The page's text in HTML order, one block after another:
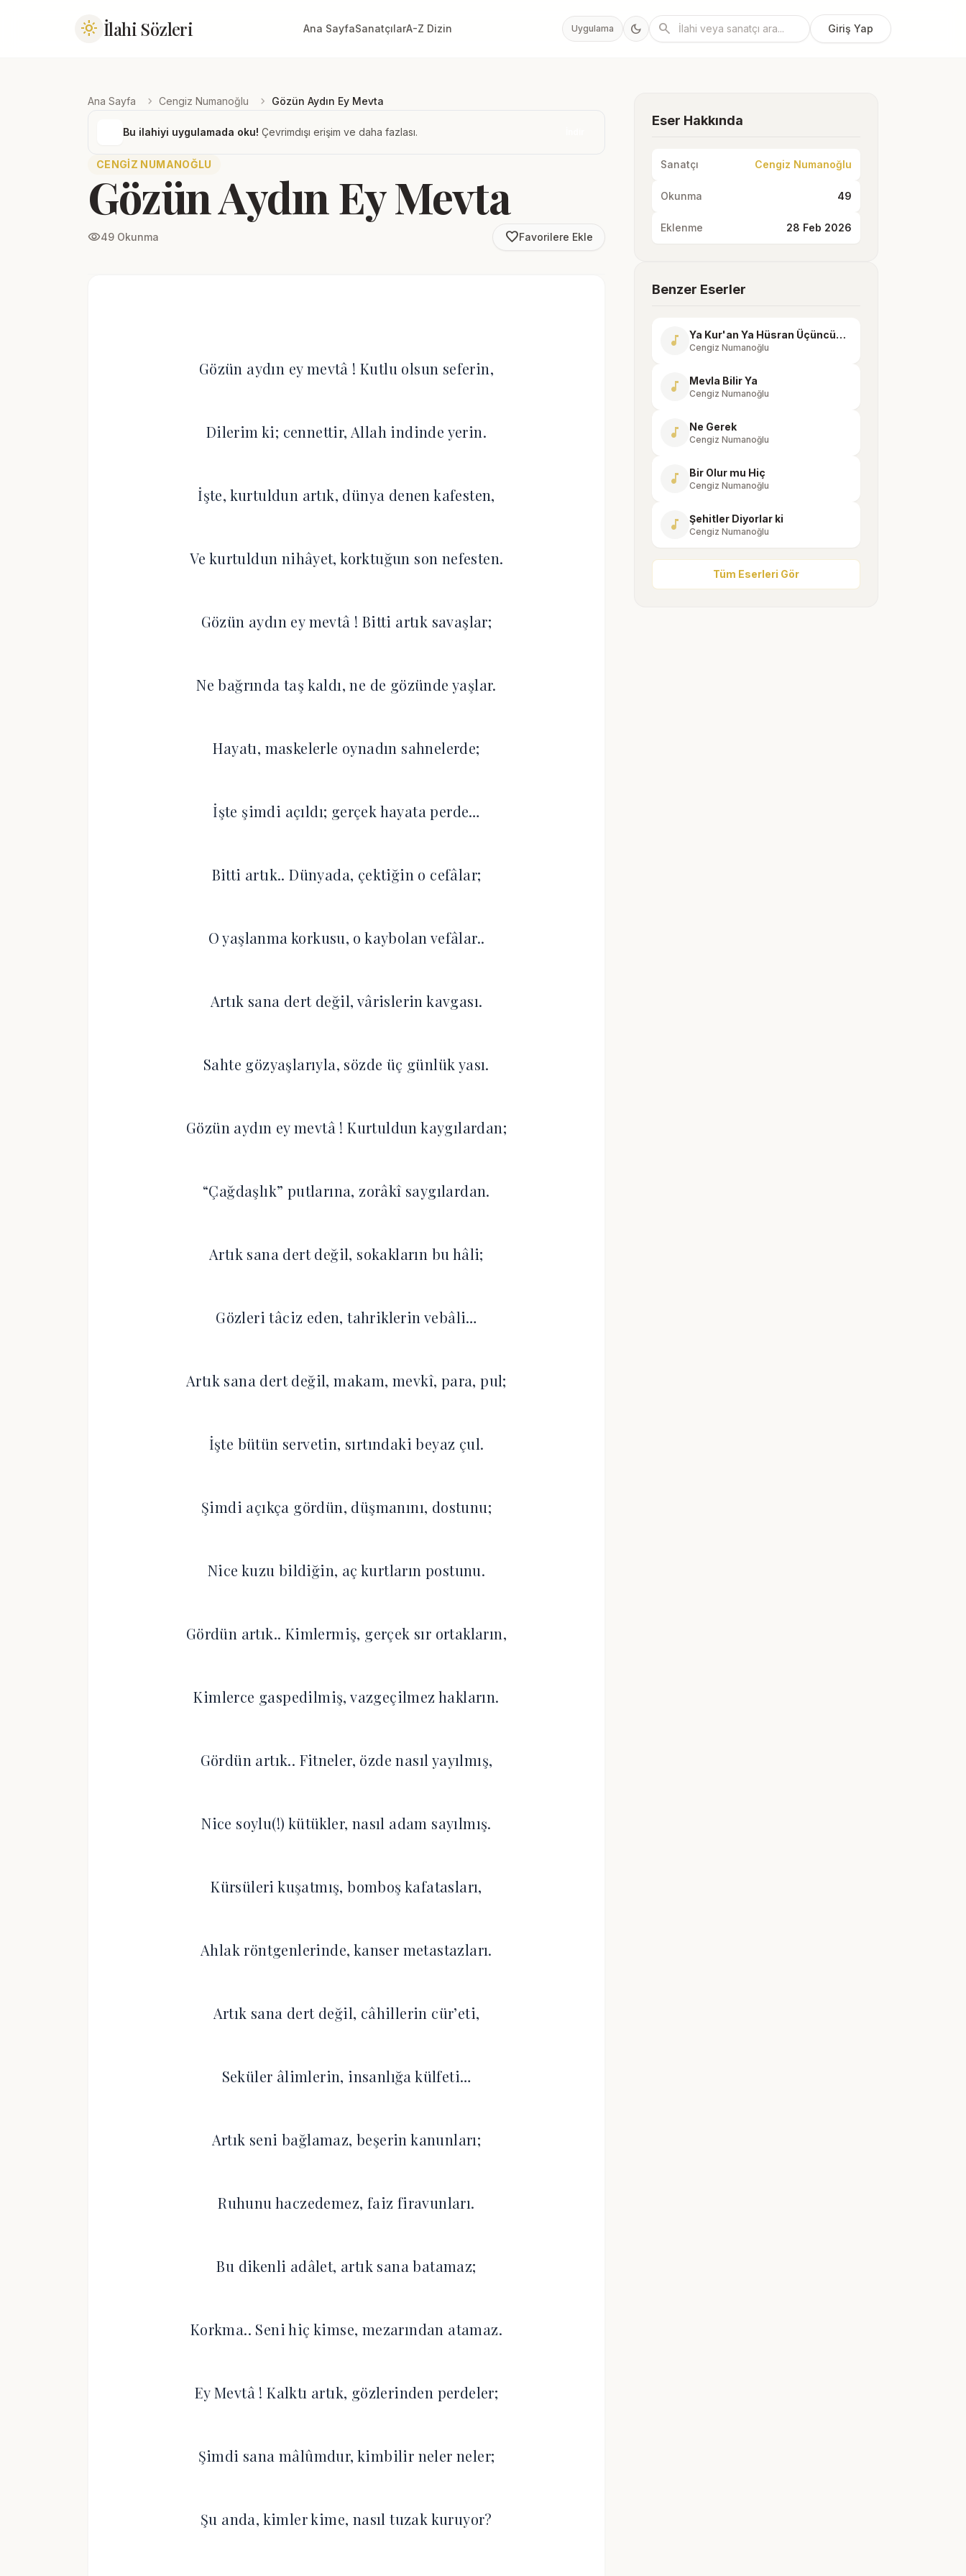
light_mode İlahi Sözleri Ana SayfaSanatçılarA-Z Dizin Uygulama dark_mode search Giriş Yap
Ana Sayfa chevron_right Cengiz Numanoğlu chevron_right Gözün Aydın Ey Mevta
Bu ilahiyi uygulamada oku! Çevrimdışı erişim ve daha fazlası.
CENGIZ NUMANOĞLU
Gözün Aydın Ey Mevta
visibility49 Okunma favorite_borderFavorilere Ekle
Gözün aydın ey mevtâ ! Kutlu olsun seferin,
Dilerim ki; cennettir, Allah indinde yerin.
İşte, kurtuldun artık, dünya denen kafesten,
Ve kurtuldun nihâyet, korktuğun son nefesten.
Gözün aydın ey mevtâ ! Bitti artık savaşlar;
Ne bağrında taş kaldı, ne de gözünde yaşlar.
Hayatı, maskelerle oynadın sahnelerde;
İşte şimdi açıldı; gerçek hayata perde…
Bitti artık.. Dünyada, çektiğin o cefâlar;
O yaşlanma korkusu, o kaybolan vefâlar..
Artık sana dert değil, vârislerin kavgası.
Sahte gözyaşlarıyla, sözde üç günlük yası.
Gözün aydın ey mevtâ ! Kurtuldun kaygılardan;
“Çağdaşlık” putlarına, zorâkî saygılardan.
Artık sana dert değil, sokakların bu hâli;
Gözleri tâciz eden, tahriklerin vebâli…
Artık sana dert değil, makam, mevkî, para, pul;
İşte bütün servetin, sırtındaki beyaz çul.
Şimdi açıkça gördün, düşmanını, dostunu;
Nice kuzu bildiğin, aç kurtların postunu.
Gördün artık.. Kimlermiş, gerçek sır ortakların,
Kimlerce gaspedilmiş, vazgeçilmez hakların.
Gördün artık.. Fitneler, özde nasıl yayılmış,
Nice soylu(!) kütükler, nasıl adam sayılmış.
Kürsüleri kuşatmış, bomboş kafatasları,
Ahlak röntgenlerinde, kanser metastazları.
Artık sana dert değil, câhillerin cür’eti,
Seküler âlimlerin, insanlığa külfeti…
Artık seni bağlamaz, beşerin kanunları;
Ruhunu haczedemez, faiz firavunları.
Bu dikenli adâlet, artık sana batamaz;
Korkma.. Seni hiç kimse, mezarından atamaz.
Ey Mevtâ ! Kalktı artık, gözlerinden perdeler;
Şimdi sana mâlûmdur, kimbilir neler neler;
Şu anda, kimler kime, nasıl tuzak kuruyor?
Eser Hakkında
Sanatçı Cengiz Numanoğlu
Okunma 49
Eklenme 28 Feb 2026
Benzer Eserler
music_note Ya Kur'an Ya Hüsran Üçüncüsü Yok
Cengiz Numanoğlu
music_note Mevla Bilir Ya
Cengiz Numanoğlu
music_note Ne Gerek
Cengiz Numanoğlu
music_note Bir Olur mu Hiç
Cengiz Numanoğlu
music_note Şehitler Diyorlar ki
Cengiz Numanoğlu
Tüm Eserleri Gör